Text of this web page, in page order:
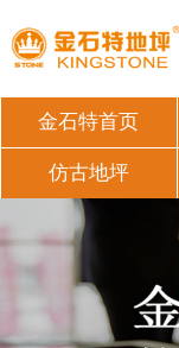
金石特首页
仿古地坪